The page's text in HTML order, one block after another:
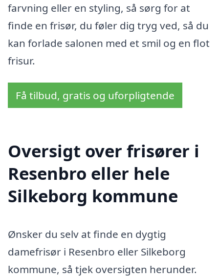
farvning eller en styling, så sørg for at
finde en frisør, du føler dig tryg ved, så du
kan forlade salonen med et smil og en flot
frisur.
Få tilbud, gratis og uforpligtende
Oversigt over frisører i
Resenbro eller hele
Silkeborg kommune
Ønsker du selv at finde en dygtig
damefrisør i Resenbro eller Silkeborg
kommune, så tjek oversigten herunder.